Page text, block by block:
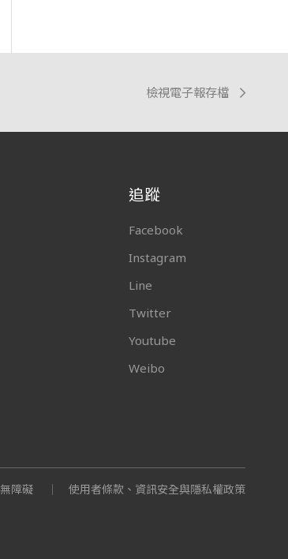
檢視電子報存檔
追蹤
Facebook
Instagram
Line
Twitter
Youtube
Weibo
無障礙 使用者條款、資訊安全與隱私權政策